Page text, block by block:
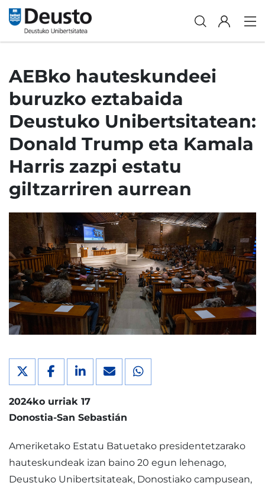
AEBko hauteskundeei
buruzko eztabaida
Deustuko Unibertsitatean:
Donald Trump eta Kamala
Harris zazpi estatu
giltzarriren aurrean
2024ko urriak 17
Donostia-San Sebastián
Ameriketako Estatu Batuetako presidentetzarako
hauteskundeak izan baino 20 egun lehenago,
Deustuko Unibertsitateak, Donostiako campusean,